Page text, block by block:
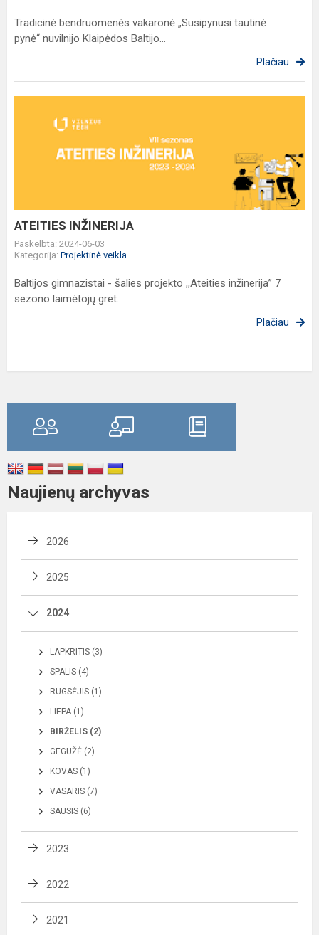
Tradicinė bendruomenės vakaronė „Susipynusi tautinė
pynė“ nuvilnijo Klaipėdos Baltijo...
Plačiau
INŽINERIJA
ATEITIES INŽINERIJA
Paskelbta: 2024-06-03
Kategorija: Projektinė veikla
Baltijos gimnazistai - šalies projekto ,,Ateities inžinerija” 7
sezono laimėtojų gret...
Plačiau
Naujienų archyvas
2026
2025
2024
LAPKRITIS (3)
SPALIS (4)
RUGSĖJIS (1)
LIEPA (1)
BIRŽELIS (2)
GEGUŽĖ (2)
KOVAS (1)
VASARIS (7)
SAUSIS (6)
2023
2022
2021